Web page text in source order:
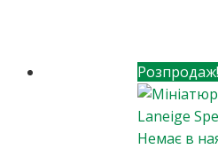
Розпродаж!
Немає в